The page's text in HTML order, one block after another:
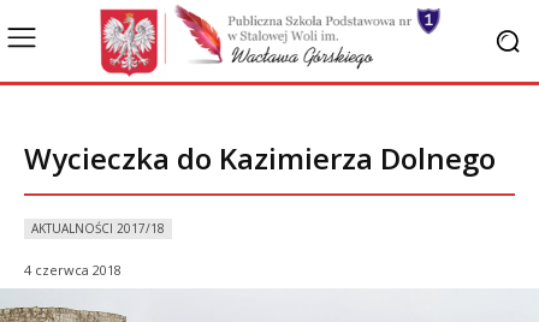
Wycieczka do Kazimierza Dolnego
AKTUALNOŚCI 2017/18
4 czerwca 2018